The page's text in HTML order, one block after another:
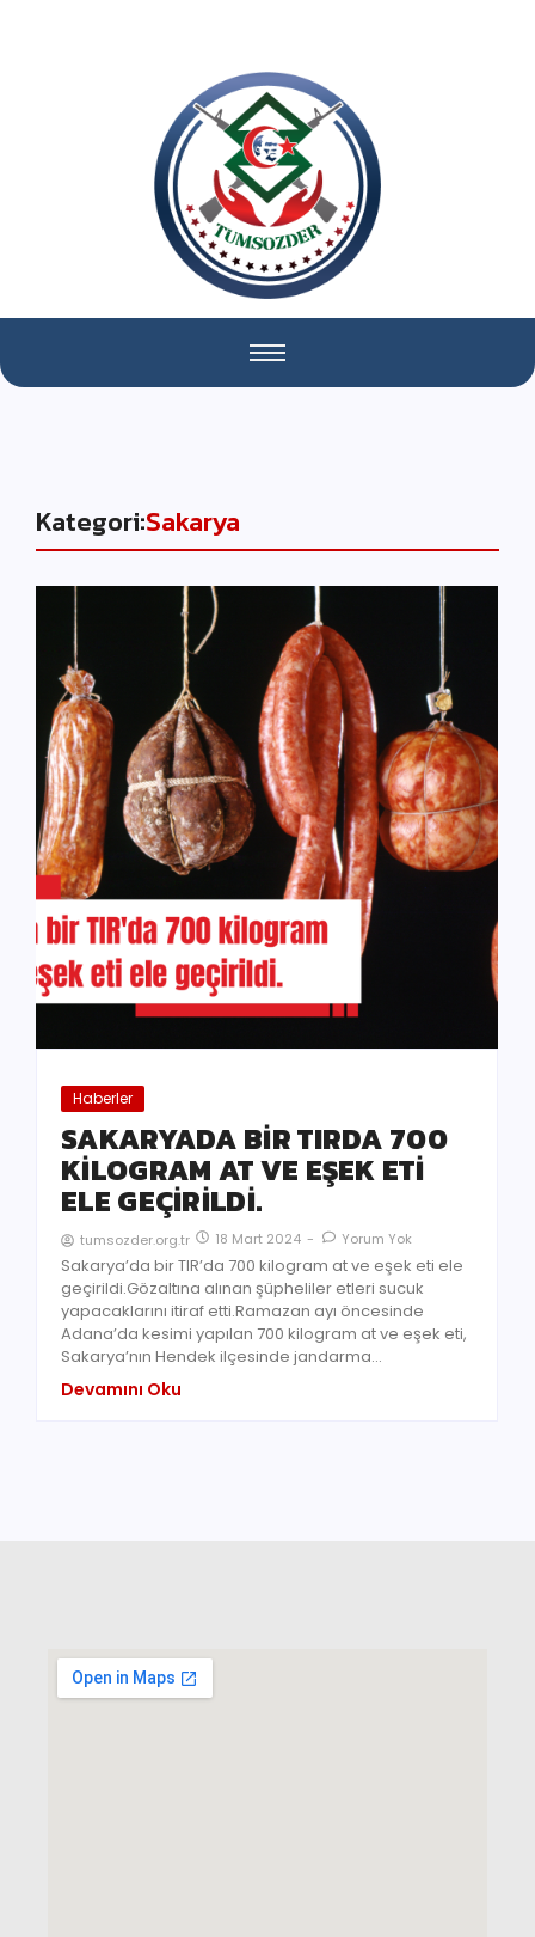
Kategori:Sakarya
Haberler
SAKARYADA BİR TIRDA 700
KİLOGRAM AT VE EŞEK ETİ
ELE GEÇİRİLDİ.
tumsozder.org.tr 18 Mart 2024 - Yorum Yok
Sakarya’da bir TIR’da 700 kilogram at ve eşek eti ele
geçirildi.Gözaltına alınan şüpheliler etleri sucuk
yapacaklarını itiraf etti.Ramazan ayı öncesinde
Adana’da kesimi yapılan 700 kilogram at ve eşek eti,
Sakarya’nın Hendek ilçesinde jandarma…
Devamını Oku